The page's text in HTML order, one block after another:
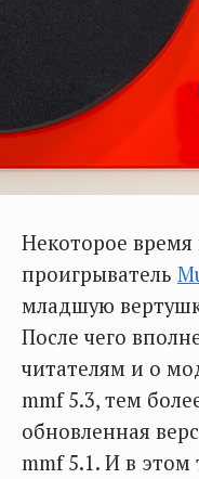
Некоторое время
проигрыватель
младшую
После чего
читателям и о
mmf 5.3, тем
обновленная
mmf 5.1. И в этом